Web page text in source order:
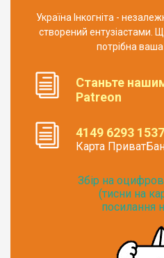
Україна Інкогніта -
створений ентузіастами.
потрібна ваша
Станьте
Patreon
4149 6293
Карта
Збір на
(тисни на
посилання